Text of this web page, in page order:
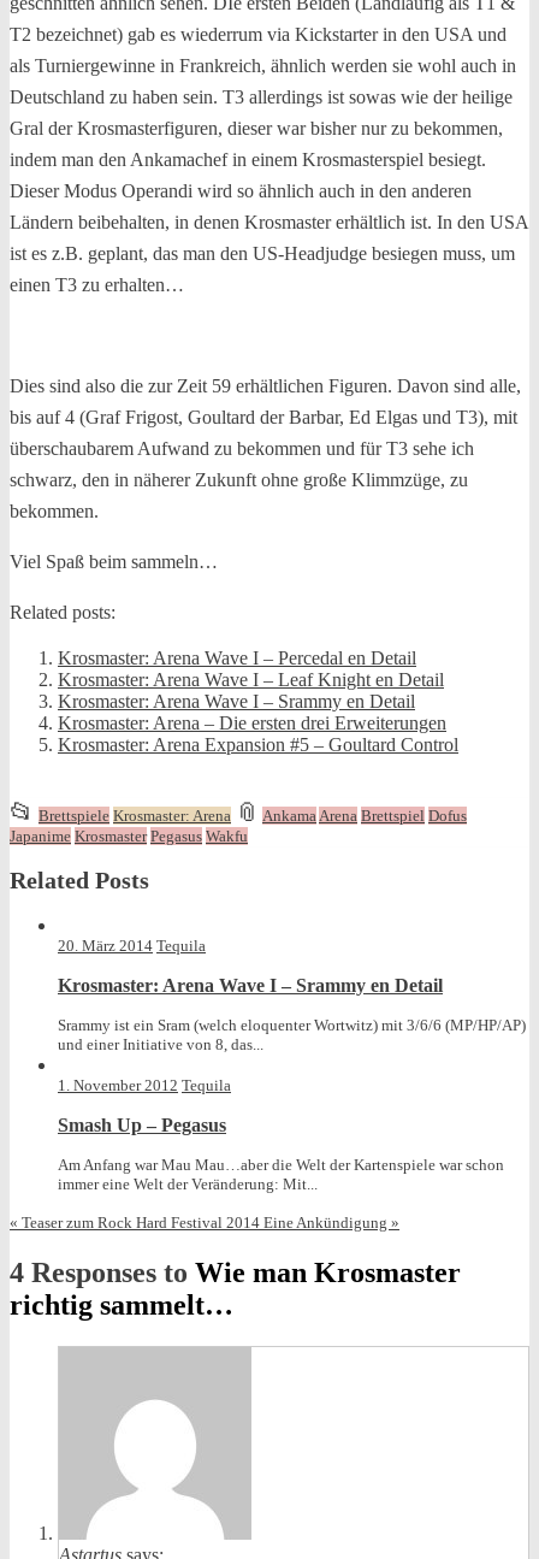
T2 bezeichnet) gab es wiederrum via Kickstarter in den USA und
als Turniergewinne in Frankreich, ähnlich werden sie wohl auch in
Deutschland zu haben sein. T3 allerdings ist sowas wie der heilige
Gral der Krosmasterfiguren, dieser war bisher nur zu bekommen,
indem man den Ankamachef in einem Krosmasterspiel besiegt.
Dieser Modus Operandi wird so ähnlich auch in den anderen
Ländern beibehalten, in denen Krosmaster erhältlich ist. In den USA
ist es z.B. geplant, das man den US-Headjudge besiegen muss, um
einen T3 zu erhalten…
Dies sind also die zur Zeit 59 erhältlichen Figuren. Davon sind alle,
bis auf 4 (Graf Frigost, Goultard der Barbar, Ed Elgas und T3), mit
überschaubarem Aufwand zu bekommen und für T3 sehe ich
schwarz, den in näherer Zukunft ohne große Klimmzüge, zu
bekommen.
Viel Spaß beim sammeln…
Related posts:
Krosmaster: Arena Wave I – Percedal en Detail
Krosmaster: Arena Wave I – Leaf Knight en Detail
Krosmaster: Arena Wave I – Srammy en Detail
Krosmaster: Arena – Die ersten drei Erweiterungen
Krosmaster: Arena Expansion #5 – Goultard Control
📂 This
entry
was
posted
in
Brettspiele Krosmaster: Arena 📎 and
Ankama Arena Brettspiel Dofus
Japanime Krosmaster Pegasus Wakfu
Related Posts
20. März 2014 Tequila
Krosmaster: Arena Wave I – Srammy en Detail
Srammy ist ein Sram (welch eloquenter Wortwitz) mit 3/6/6 (MP/HP/AP)
und einer Initiative von 8, das...
1. November 2012 Tequila
Smash Up – Pegasus
Am Anfang war Mau Mau…aber die Welt der Kartenspiele war schon
immer eine Welt der Veränderung: Mit...
« Teaser zum Rock Hard Festival 2014 Eine Ankündigung »
4 Responses to Wie man Krosmaster
richtig sammelt…
Astartus says: